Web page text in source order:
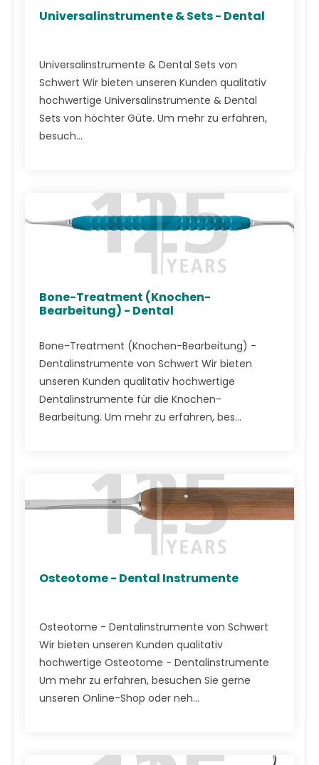
Universalinstrumente & Sets - Dental
Universalinstrumente & Dental Sets von
Schwert Wir bieten unseren Kunden qualitativ
hochwertige Universalinstrumente & Dental
Sets von höchter Güte. Um mehr zu erfahren,
besuch...
Bone-Treatment (Knochen-
Bearbeitung) - Dental
Bone-Treatment (Knochen-Bearbeitung) -
Dentalinstrumente von Schwert Wir bieten
unseren Kunden qualitativ hochwertige
Dentalinstrumente für die Knochen-
Bearbeitung. Um mehr zu erfahren, bes...
Osteotome - Dental Instrumente
Osteotome - Dentalinstrumente von Schwert
Wir bieten unseren Kunden qualitativ
hochwertige Osteotome - Dentalinstrumente
Um mehr zu erfahren, besuchen Sie gerne
unseren Online-Shop oder neh...